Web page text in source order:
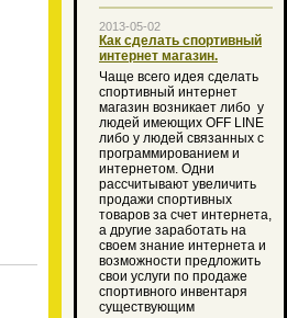
2013-05-02
Как сделать спортивный
интернет магазин.
Чаще всего идея сделать
спортивный интернет
магазин возникает либо у
людей имеющих OFF LINE
либо у людей связанных с
программированием и
интернетом. Одни
рассчитывают увеличить
продажи спортивных
товаров за счет интернета,
а другие заработать на
своем знание интернета и
возможности предложить
свои услуги по продаже
спортивного инвентаря
существующим